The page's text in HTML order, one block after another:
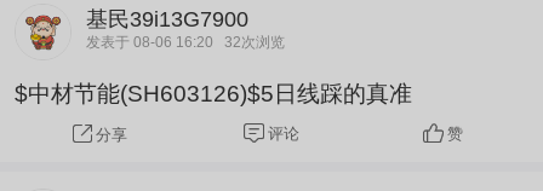
基民39i13G7900
发表于 08-06 16:20 32次浏览
$中材节能(SH603126)$5日线踩的真准
分享 评论 赞